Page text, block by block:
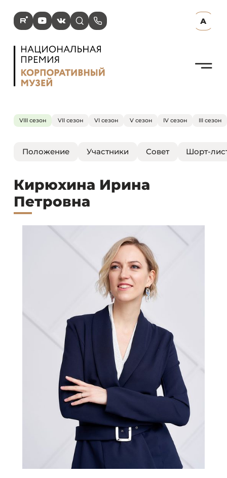
R Y V s p А
N
Положение Участники Совет Шорт-
VIII сезон VII сезон VI сезон V сезон IV сезон III сезон
Кирюхина Ирина
Петровна